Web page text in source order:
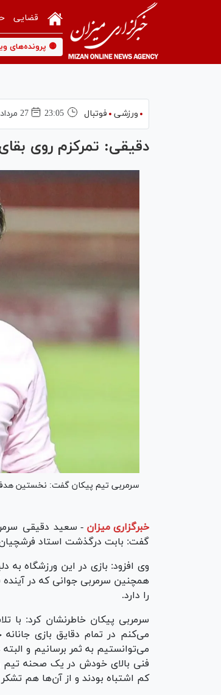
قضایی
🟡 پرونده‌های
ورزشی فوتبال 23:05 27 مرداد 1404
دقیقی: تمرکزم روی
سرمربی تیم پیکان گفت: نخستین
خبرگزاری میزان - سعید دقیقی
گفت: بابت درگذشت استاد
وی افزود: بازی در این ورزشگاه
همچنین سرمربی جوانی که در
را دارد.
سرمربی پیکان خاطرنشان کرد: با
می‌کنم در تمام دقایق بازی
می‌توانستیم به ثمر برسانیم و
فنی بالای خودش در یک صحنه تیم
کم اشتباه بودند و از آن‌ها هم